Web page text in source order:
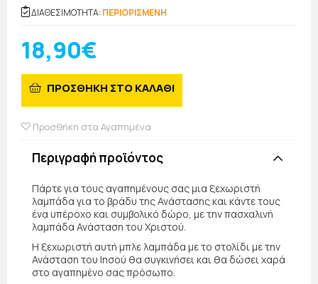
ΔΙΑΘΕΣΙΜΟΤΗΤΑ: ΠΕΡΙΟΡΙΣΜΕΝΗ
18,90€
ΠΡΟΣΘΗΚΗ ΣΤΟ ΚΑΛΑΘΙ
Προσθήκη στα Αγαπημένα
Περιγραφή προϊόντος
Πάρτε για τους αγαπημένους σας μια ξεχωριστή
λαμπάδα για το βράδυ της Ανάστασης και κάντε τους
ένα υπέροχο και συμβολικό δώρο, με την πασχαλινή
λαμπάδα Ανάσταση του Χριστού.
Η ξεχωριστή αυτή μπλε λαμπάδα με το στολίδι με την
Ανάσταση του Ιησού θα συγκινήσει και θα δώσει χαρά
στο αγαπημένο σας πρόσωπο.